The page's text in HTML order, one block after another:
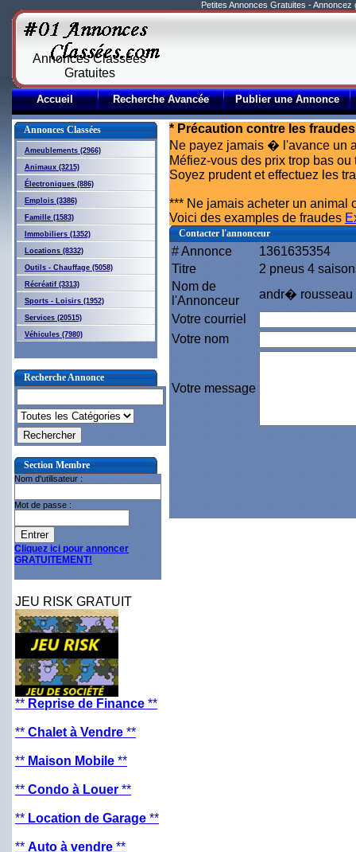
Petites Annonces Gratuites -
Annonces Classées
Gratuites
Accueil Recherche Avancée Publier une Annonce
Annonces Classées
Ameublements (2966)
Animaux (3215)
Électroniques (886)
Emplois (3386)
Famille (1583)
Immobiliers (1352)
Locations (8332)
Outils - Chauffage (5058)
Récréatif (3313)
Sports - Loisirs (1952)
Services (20515)
Véhicules (7980)
Recherche Annonce
Section Membre
Nom d'utilisateur :
Mot de passe :
Cliquez ici pour annoncer
GRATUITEMENT!
JEU RISK GRATUIT
** Reprise de Finance **
** Chalet à Vendre **
** Maison Mobile **
** Condo à Louer **
** Location de Garage **
** Auto à vendre **
* Précaution contre les
Ne payez jamais � l'avance un
Méfiez-vous des prix trop bas
Soyez prudent et effectuez les
*** Ne jamais acheter un animal
Voici des examples de fraudes
Contacter l'annonceur
# Annonce
1361635354
Titre
2 pneus 4
Nom de
l'Annonceur
andr� rousseau
Votre courriel
Votre nom
Votre message